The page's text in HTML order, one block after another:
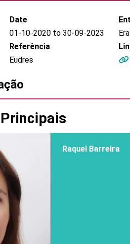
Date
01-10-2020 to 30-09-2023
Referência
Eudres
Raquel Barreira